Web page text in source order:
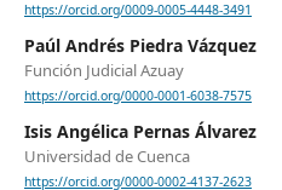
https://orcid.org/0009-0005-4448-3491
Paúl Andrés Piedra Vázquez
Función Judicial Azuay
https://orcid.org/0000-0001-6038-7575
Isis Angélica Pernas Álvarez
Universidad de Cuenca
https://orcid.org/0000-0002-4137-2623